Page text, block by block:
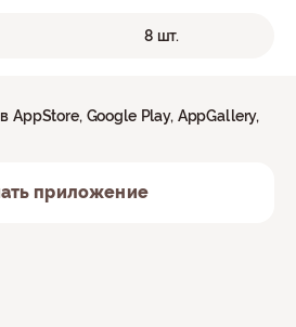
8 шт.
AppStore, Google Play, AppGallery,
приложение